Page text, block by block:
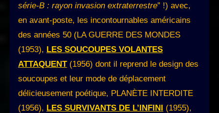
série-B : rayon invasion extraterrestre” !) avec,
en avant-poste, les incontournables américains
des années 50 (LA GUERRE DES MONDES
(1953), LES SOUCOUPES VOLANTES
ATTAQUENT(1956) dont il reprend le design des
soucoupes et leur mode de déplacement
délicieusement poétique, PLANÈTE INTERDITE
(1956), LES SURVIVANTS DE L’INFINI (1955),